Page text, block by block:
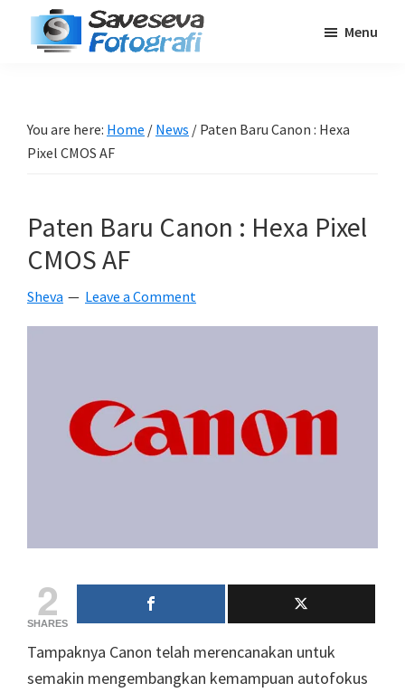
Pemula
-
Tutorial
-
-
Traveling
Menu
You are here: Home / News / Paten Baru Canon : Hexa
Pixel CMOS AF
Paten Baru Canon : Hexa Pixel
CMOS AF
Sheva Leave a Comment
2
SHARES
Tampaknya Canon telah merencanakan untuk
semakin mengembangkan kemampuan autofokus